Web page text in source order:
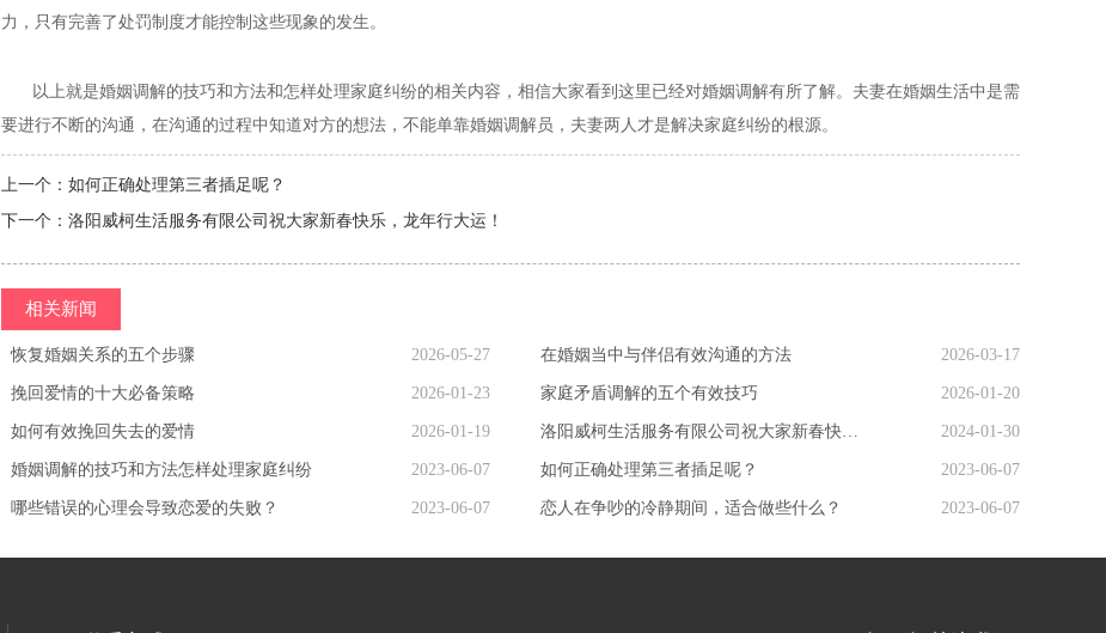
力，只有完善了处罚制度才能控制这些现象的发生。
以上就是婚姻调解的技巧和方法和怎样处理家庭纠纷的相关内容，相信大家看到这里已经对婚姻调解有所了解。夫妻在婚姻生活中是需
要进行不断的沟通，在沟通的过程中知道对方的想法，不能单靠婚姻调解员，夫妻两人才是解决家庭纠纷的根源。
上一个： 如何正确处理第三者插足呢？
下一个： 洛阳威柯生活服务有限公司祝大家新春快乐，龙年行大运！
相关新闻
恢复婚姻关系的五个步骤 2026-05-27 在婚姻当中与伴侣有效沟通的方法 2026-03-17
挽回爱情的十大必备策略 2026-01-23 家庭矛盾调解的五个有效技巧 2026-01-20
如何有效挽回失去的爱情 2026-01-19 洛阳威柯生活服务有限公司祝大家新春快乐，龙年行大运！ 2024-01-30
婚姻调解的技巧和方法怎样处理家庭纠纷 2023-06-07 如何正确处理第三者插足呢？ 2023-06-07
哪些错误的心理会导致恋爱的失败？ 2023-06-07 恋人在争吵的冷静期间，适合做些什么？ 2023-06-07